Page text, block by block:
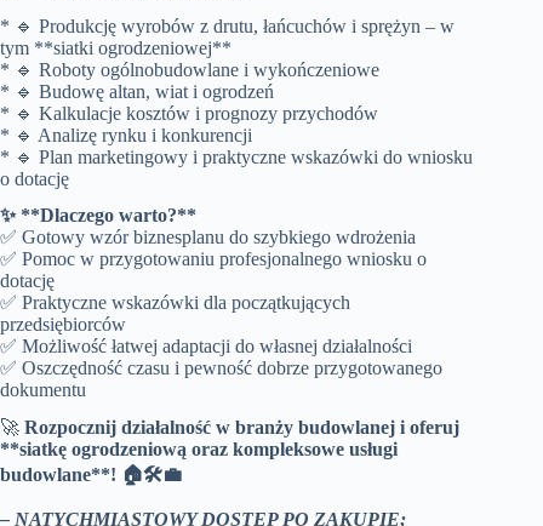
* 🔹 Produkcję wyrobów z drutu, łańcuchów i sprężyn – w
tym **siatki ogrodzeniowej**
* 🔹 Roboty ogólnobudowlane i wykończeniowe
* 🔹 Budowę altan, wiat i ogrodzeń
* 🔹 Kalkulacje kosztów i prognozy przychodów
* 🔹 Analizę rynku i konkurencji
* 🔹 Plan marketingowy i praktyczne wskazówki do wniosku
o dotację
✨ **Dlaczego warto?**
✅ Gotowy wzór biznesplanu do szybkiego wdrożenia
✅ Pomoc w przygotowaniu profesjonalnego wniosku o
dotację
✅ Praktyczne wskazówki dla początkujących
przedsiębiorców
✅ Możliwość łatwej adaptacji do własnej działalności
✅ Oszczędność czasu i pewność dobrze przygotowanego
dokumentu
🚀 Rozpocznij działalność w branży budowlanej i oferuj
**siatkę ogrodzeniową oraz kompleksowe usługi
budowlane**! 🏠🛠️💼
– NATYCHMIASTOWY DOSTĘP PO ZAKUPIE;